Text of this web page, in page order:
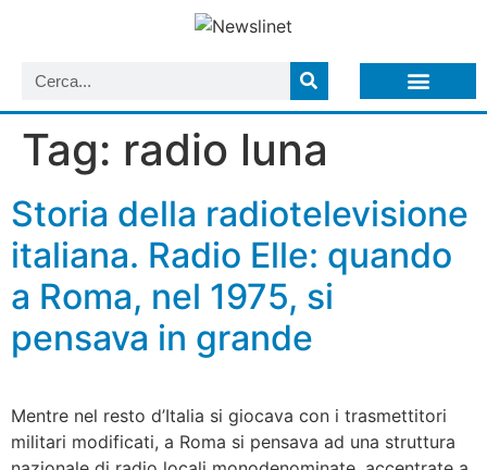
Tag: radio luna
Storia della radiotelevisione
italiana. Radio Elle: quando
a Roma, nel 1975, si
pensava in grande
Mentre nel resto d’Italia si giocava con i trasmettitori
militari modificati, a Roma si pensava ad una struttura